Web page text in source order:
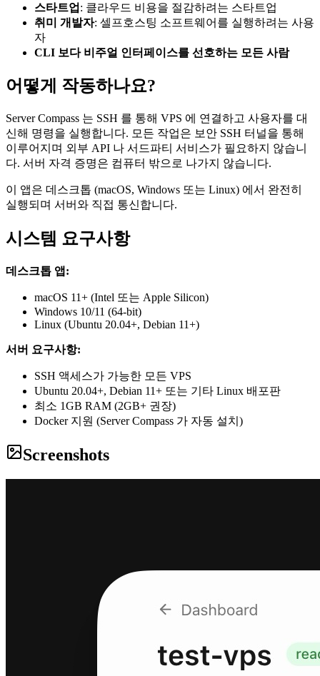
스타트업 : 클라우드 비용을 절감하려는 스타트업
취미 개발자: 셀프호스팅 소프트웨어를 실행하려는 사용
자
CLI 보다 비주얼 인터페이스를 선호하는 모든 사람
어떻게 작동하나요?
Server Compass 는 SSH 를 통해 VPS 에 연결하고 사용자를 대
신해 명령을 실행합니다. 모든 작업은 보안 SSH 터널을 통해
이루어지며 외부 API 나 서드파티 서비스가 필요하지 않습니
다. 서버 자격 증명은 컴퓨터 밖으로 나가지 않습니다.
이 앱은 데스크톱 (macOS, Windows 또는 Linux) 에서 완전히
실행되며 서버와 직접 통신합니다.
시스템 요구사항
데스크톱 앱:
macOS 11+ (Intel 또는 Apple Silicon)
Windows 10/11 (64-bit)
Linux (Ubuntu 20.04+, Debian 11+)
서버 요구사항:
SSH 액세스가 가능한 모든 VPS
Ubuntu 20.04+, Debian 11+ 또는 기타 Linux 배포판
최소 1GB RAM (2GB+ 권장)
Docker 지원 (Server Compass 가 자동 설치)
Screenshots